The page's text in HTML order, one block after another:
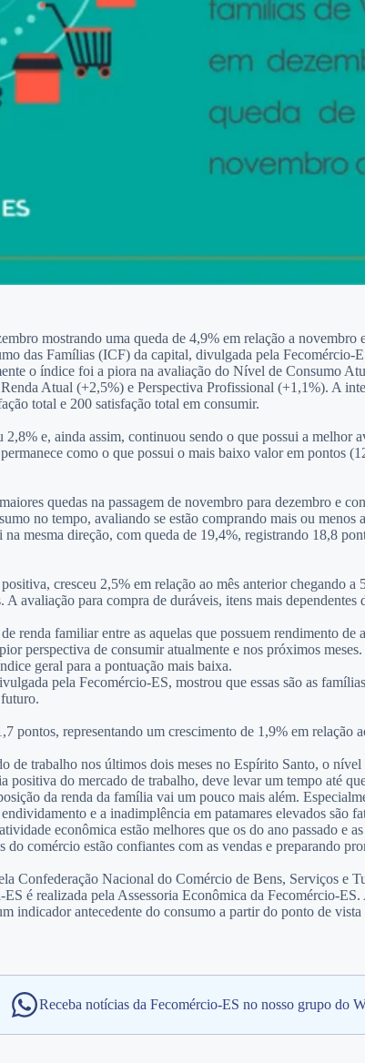
mostrando uma queda de 4,9% em relação a
das Famílias (ICF) da capital, divulgada pela Fecomércio-
o índice foi a piora na avaliação do Nível de Consumo
Atual (+2,5%) e Perspectiva Profissional (+1,1%). A
total e 200 satisfação total em consumir.
e, ainda assim, continuou sendo o que possui a melhor
como o que possui o mais baixo valor em pontos
quedas na passagem de novembro para dezembro
no tempo, avaliando se estão comprando mais ou menos
mesma direção, com queda de 19,4%, registrando 18,8
cresceu 2,5% em relação ao mês anterior chegando
avaliação para compra de duráveis, itens mais
renda familiar entre as aquelas que possuem rendimento
perspectiva de consumir atualmente e nos próximos
geral para a pontuação mais baixa.
pela Fecomércio-ES, mostrou que essas são as
pontos, representando um crescimento de 1,9% em relação
de trabalho nos últimos dois meses no Espírito Santo, o
positiva do mercado de trabalho, deve levar um tempo até
da renda da família vai um pouco mais além.
e a inadimplência em patamares elevados são
econômica estão melhores que os do ano passado e
do comércio estão confiantes com as vendas e preparando
Confederação Nacional do Comércio de Bens, Serviços e
é realizada pela Assessoria Econômica da Fecomércio-
indicador antecedente do consumo a partir do ponto de
Receba notícias da Fecomércio-ES no nosso grupo do